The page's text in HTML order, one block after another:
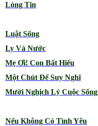
Lòng Tin
Luật Sống
Ly Và Nước
Mẹ Ơi! Con Bất Hiếu
Một Chút Để Suy Nghĩ
Mười Nghịch Lý Cuộc Sống
Nếu Không Có Tình Yêu